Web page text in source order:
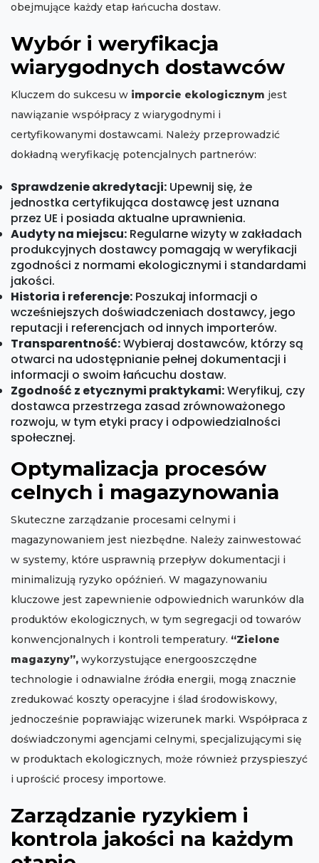
obejmujące każdy etap łańcucha dostaw.
Wybór i weryfikacja
wiarygodnych dostawców
Kluczem do sukcesu w imporcie ekologicznym jest
nawiązanie współpracy z wiarygodnymi i
certyfikowanymi dostawcami. Należy przeprowadzić
dokładną weryfikację potencjalnych partnerów:
Sprawdzenie akredytacji: Upewnij się, że
jednostka certyfikująca dostawcę jest uznana
przez UE i posiada aktualne uprawnienia.
Audyty na miejscu: Regularne wizyty w zakładach
produkcyjnych dostawcy pomagają w weryfikacji
zgodności z normami ekologicznymi i standardami
jakości.
Historia i referencje: Poszukaj informacji o
wcześniejszych doświadczeniach dostawcy, jego
reputacji i referencjach od innych importerów.
Transparentność:Wybieraj dostawców, którzy są
otwarci na udostępnianie pełnej dokumentacji i
informacji o swoim łańcuchu dostaw.
Zgodność z etycznymi praktykami:Weryfikuj, czy
dostawca przestrzega zasad zrównoważonego
rozwoju, w tym etyki pracy i odpowiedzialności
społecznej.
Optymalizacja procesów
celnych i magazynowania
Skuteczne zarządzanie procesami celnymi i
magazynowaniem jest niezbędne. Należy zainwestować
w systemy, które usprawnią przepływ dokumentacji i
minimalizują ryzyko opóźnień. W magazynowaniu
kluczowe jest zapewnienie odpowiednich warunków dla
produktów ekologicznych, w tym segregacji od towarów
konwencjonalnych i kontroli temperatury. “Zielone
magazyny”, wykorzystujące energooszczędne
technologie i odnawialne źródła energii, mogą znacznie
zredukować koszty operacyjne i ślad środowiskowy,
jednocześnie poprawiając wizerunek marki. Współpraca z
doświadczonymi agencjami celnymi, specjalizującymi się
w produktach ekologicznych, może również przyspieszyć
i uprościć procesy importowe.
Zarządzanie ryzykiem i
kontrola jakości na każdym